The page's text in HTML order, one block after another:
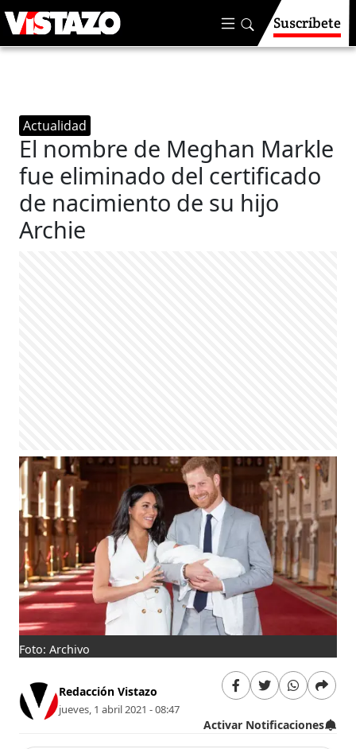
Suscríbete
Actualidad
El nombre de Meghan Markle
fue eliminado del certificado
de nacimiento de su hijo
Archie
Foto: Archivo
Redacción Vistazo
jueves, 1 abril 2021 - 08:47
Activar Notificaciones